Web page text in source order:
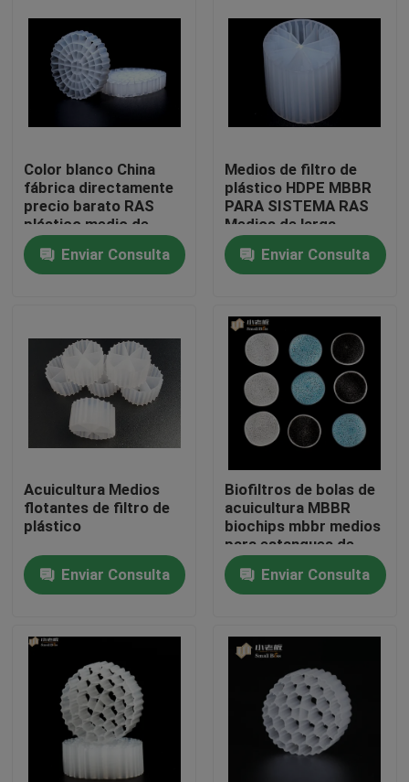
Hogar
Sobre nosotros
Viaje de la fábrica
Control de calidad
El blog
Pida una cita
Medios de filtro MBBR
Bio medios de MBBR
Color blanco China
fábrica directamente
precio barato RAS
plástico medio de
filtro K5
Enviar Consulta
Medios de filtro de
plástico HDPE MBBR
PARA SISTEMA RAS
Medios de larga
duración
Enviar Consulta
Acuicultura Medios
flotantes de filtro de
plástico
Enviar Consulta
Biofiltros de bolas de
acuicultura MBBR
biochips mbbr medios
para estanques de
peces koi
Enviar Consulta